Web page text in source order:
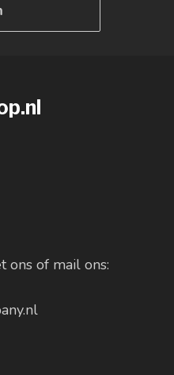
ons of mail ons: